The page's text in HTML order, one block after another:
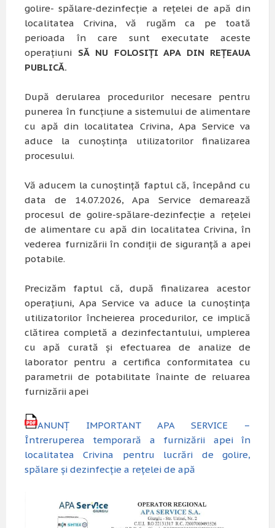
golire- spălare-dezinfecție a rețelei de apă din
localitatea Crivina, vă rugăm ca pe toată
perioada în care sunt executate aceste
operațiuni SĂ NU FOLOSIȚI APA DIN REȚEAUA
PUBLICĂ.
După derularea procedurilor necesare pentru
punerea în funcțiune a sistemului de alimentare
cu apă din localitatea Crivina, Apa Service va
aduce la cunoștința utilizatorilor finalizarea
procesului.
Vă aducem la cunoștință faptul că, începând cu
data de 14.07.2026, Apa Service demarează
procesul de golire-spălare-dezinfecție a rețelei
de alimentare cu apă din localitatea Crivina, în
vederea furnizării în condiții de siguranță a apei
potabile.
Precizăm faptul că, după finalizarea acestor
operațiuni, Apa Service va aduce la cunoștința
utilizatorilor încheierea procedurilor, ce implică
clătirea completă a dezinfectantului, umplerea
cu apă curată și efectuarea de analize de
laborator pentru a certifica conformitatea cu
parametrii de potabilitate înainte de reluarea
furnizării apei
ANUNȚ IMPORTANT APA SERVICE –
Întreruperea temporară a furnizării apei în
localitatea Crivina pentru lucrări de golire,
spălare și dezinfecție a rețelei de apă